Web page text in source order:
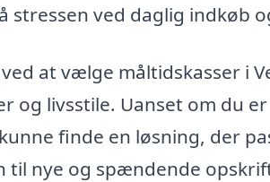
stressen ved daglig indkøb
at vælge måltidskasser i
livsstile. Uanset om du
finde en løsning, der
til nye og spændende